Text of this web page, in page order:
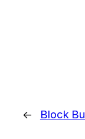
← Block